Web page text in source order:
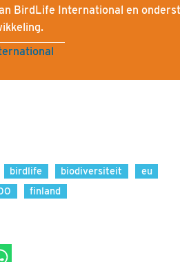
BirdLife International en
birdlife biodiversiteit
eu
finland